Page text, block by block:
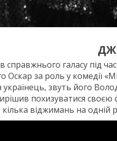
галасу під
Оскар за роль у комедії
українець, звуть його
похизуватися
віджимань на одній